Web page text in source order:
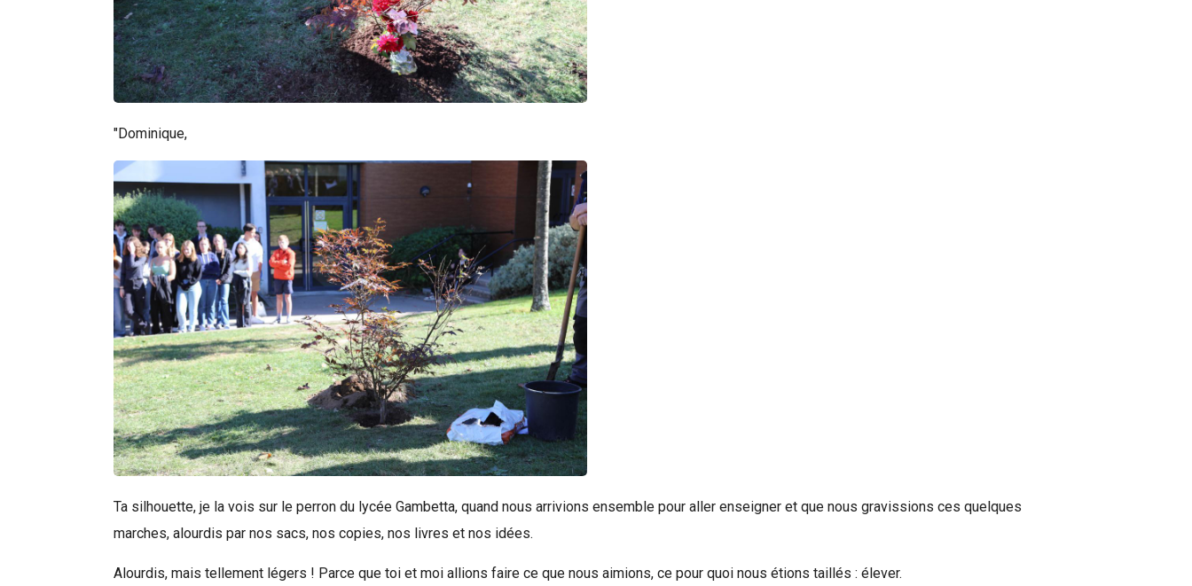
"Dominique,
Ta silhouette, je la vois sur le perron du lycée Gambetta, quand nous arrivions ensemble pour aller enseigner et que nous gravissions ces quelques
marches, alourdis par nos sacs, nos copies, nos livres et nos idées.
Alourdis, mais tellement légers ! Parce que toi et moi allions faire ce que nous aimions, ce pour quoi nous étions taillés : élever.
Rechercher